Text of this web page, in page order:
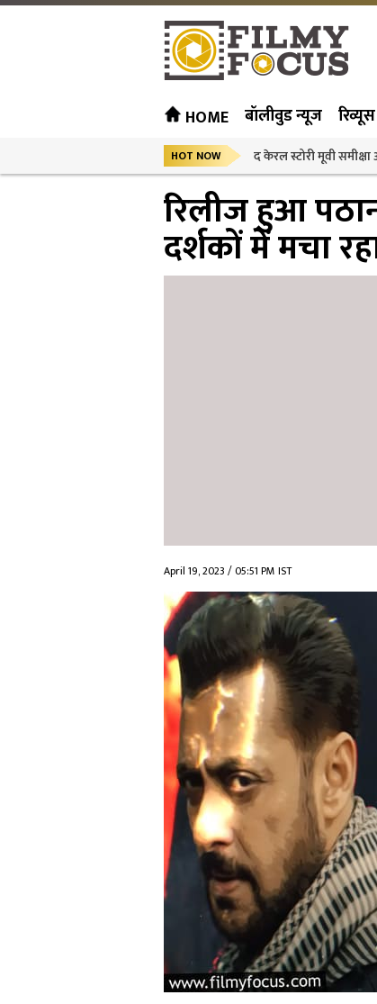
HOME बॉलीवुड न्यूज रिव्यूस
HOT NOW द केरल स्टोरी मूवी
रिलीज हुआ
दर्शकों में मचा
April 19, 2023 / 05:51 PM IST